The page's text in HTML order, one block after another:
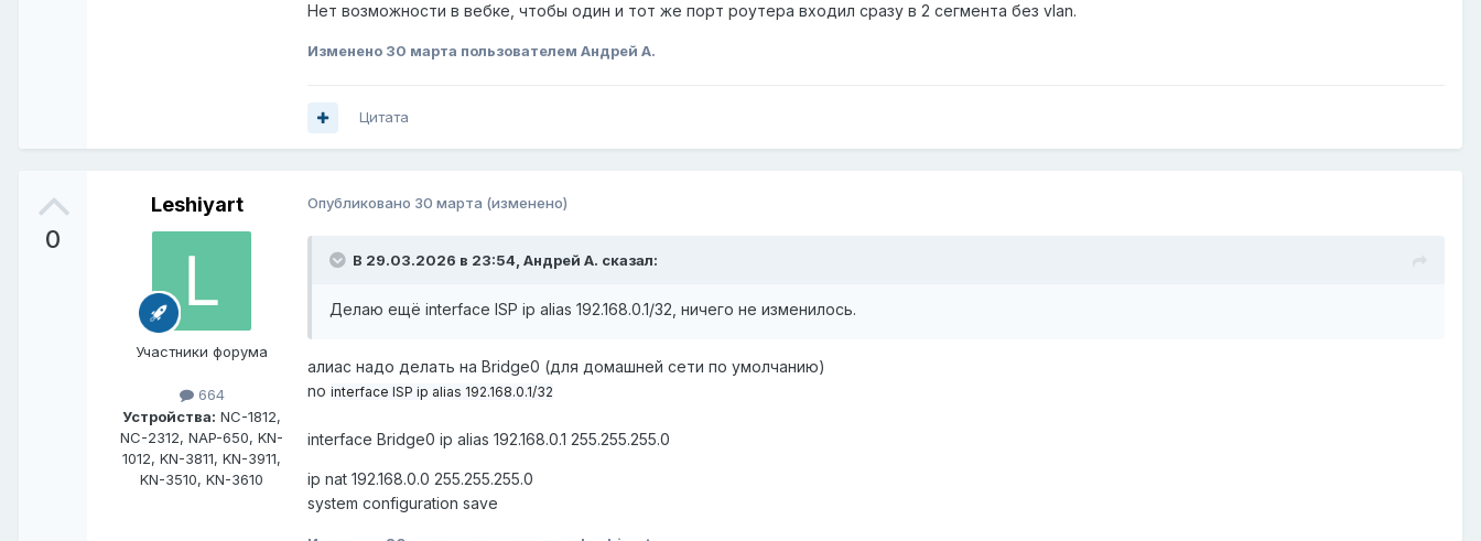
Нет возможности в вебке, чтобы один и тот же порт роутера входил сразу в 2 сегмента без vlan.
Изменено 30 марта пользователем Андрей А.
Цитата
0
Leshiyart
Участники форума
664
Устройства: NC-1812,
NC-2312, NAP-650, KN-
1012, KN-3811, KN-3911,
KN-3510, KN-3610
Опубликовано 30 марта (изменено)
В 29.03.2026 в 23:54, Андрей А. сказал:
Делаю ещё interface ISP ip alias 192.168.0.1/32, ничего не изменилось.
алиас надо делать на Bridge0 (для домашней сети по умолчанию)
no interface ISP ip alias 192.168.0.1/32
interface Bridge0 ip alias 192.168.0.1 255.255.255.0
ip nat 192.168.0.0 255.255.255.0
system configuration save